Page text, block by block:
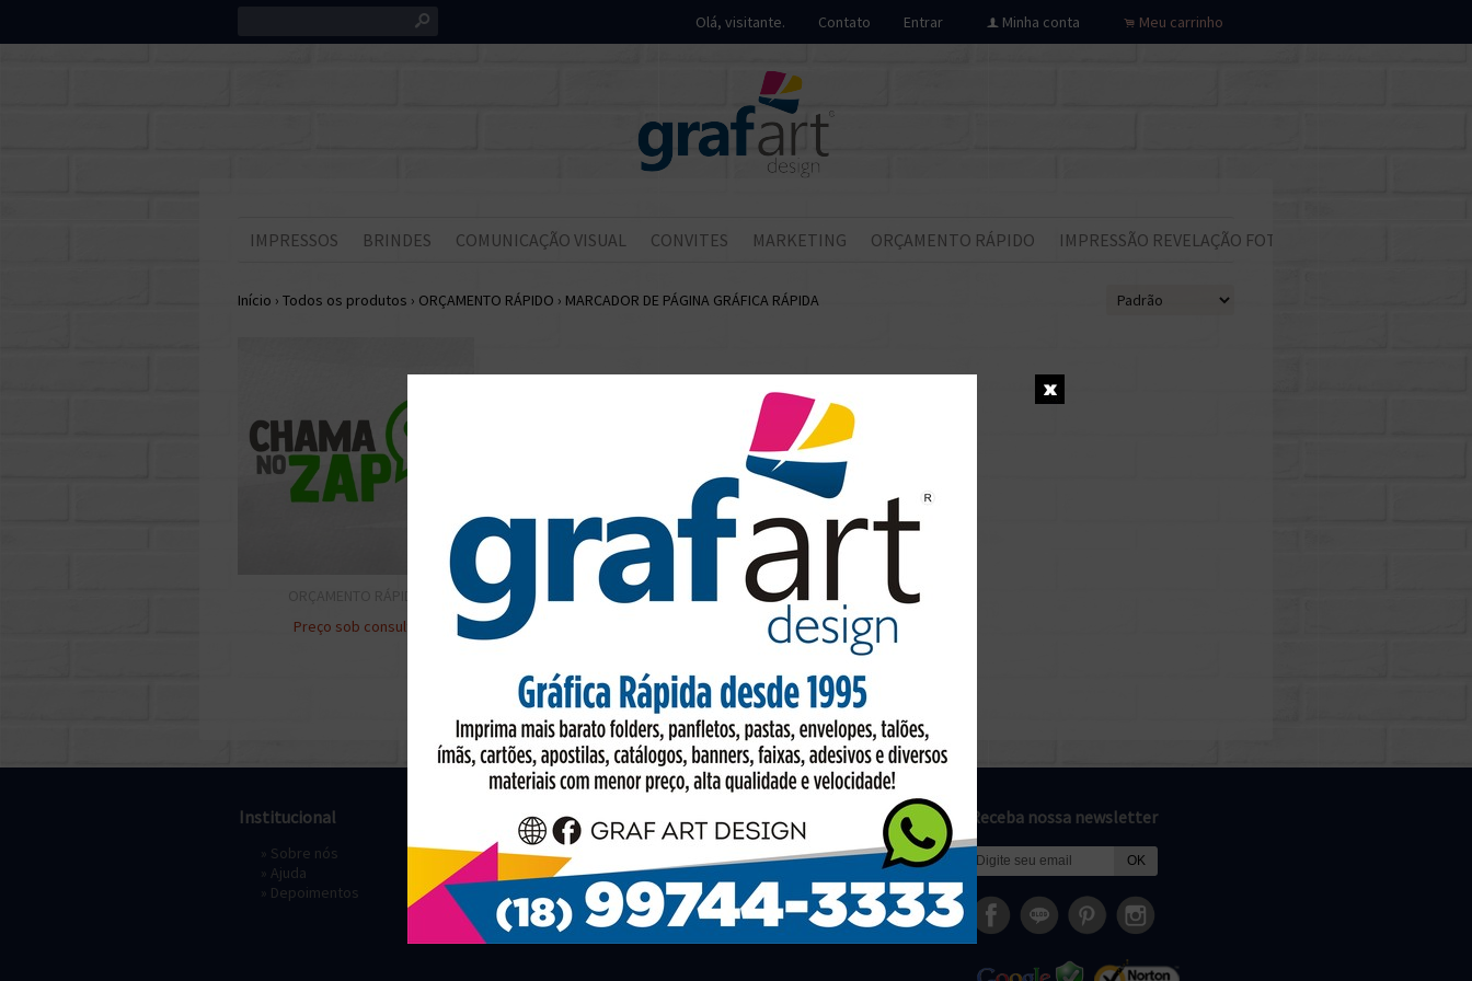
s Olá, visitante. Contato Entrar f Minha conta . Meu carrinho
IMPRESSOS BRINDES COMUNICAÇÃO VISUAL CONVITES MARKETING ORÇAMENTO RÁPIDO IMPRESSÃO REVELAÇÃO FOTOS
Início › Todos os produtos › ORÇAMENTO RÁPIDO › MARCADOR DE PÁGINA GRÁFICA RÁPIDA
Preço sob consulta
Institucional
» Sobre nós
» Ajuda
» Depoimentos
» Depósito em conta
Facebook Receba nossa newsletter